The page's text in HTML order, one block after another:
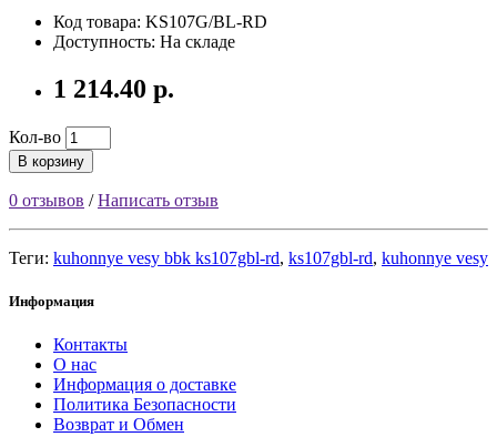
Код товара: KS107G/BL-RD
Доступность: На складе
1 214.40 р.
Кол-во
В корзину
0 отзывов /Написать отзыв
Теги: kuhonnye vesy bbk ks107gbl-rd, ks107gbl-rd, kuhonnye vesy
Информация
Контакты
О нас
Информация о доставке
Политика Безопасности
Возврат и Обмен